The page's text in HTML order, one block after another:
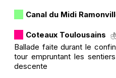
Canal du Midi
Coteaux Toulousains
Ballade faite durant le
tour empruntant les
descente